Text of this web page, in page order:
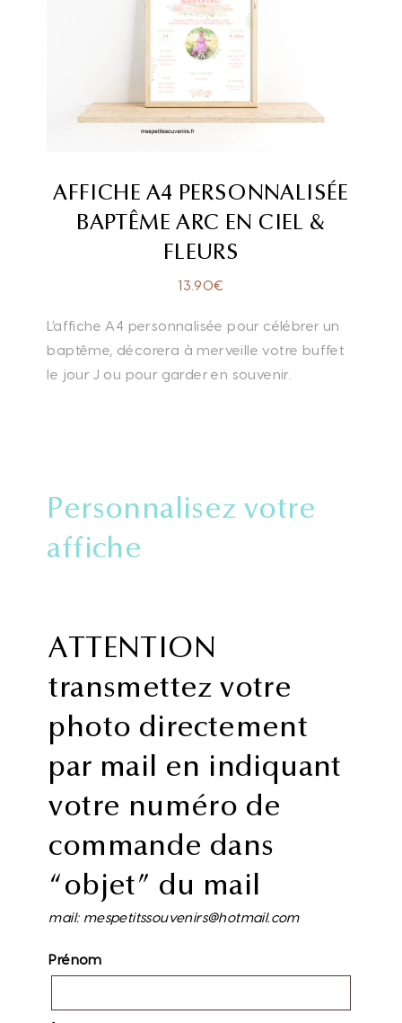
AFFICHE A4 PERSONNALISÉE
BAPTÊME ARC EN CIEL &
FLEURS
13.90€
L’affiche A4 personnalisée pour célébrer un
baptême, décorera à merveille votre buffet
le jour J ou pour garder en souvenir.
Personnalisez votre
affiche
ATTENTION
transmettez votre
photo directement
par mail en indiquant
votre numéro de
commande dans
“objet” du mail
mail: mespetitssouvenirs@hotmail.com
Prénom